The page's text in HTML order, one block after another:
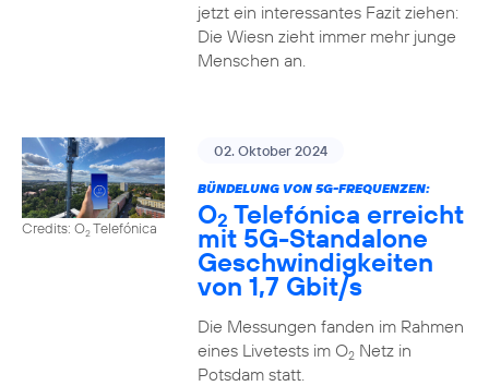
jetzt ein interessantes Fazit ziehen:
Die Wiesn zieht immer mehr junge
Menschen an.
Credits: O2Telefónica
02. Oktober 2024
BÜNDELUNG VON 5G-FREQUENZEN:
O2 Telefónica erreicht
mit 5G-Standalone
Geschwindigkeiten
von 1,7 Gbit/s
Die Messungen fanden im Rahmen
eines Livetests im O2Netz in
Potsdam statt.